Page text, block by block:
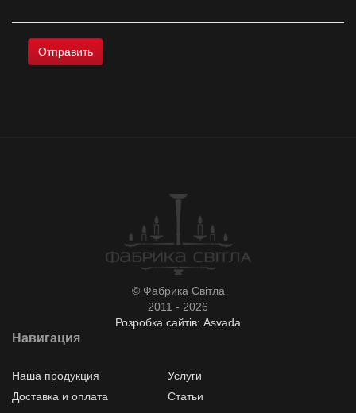
© Фабрика Світла
2011 - 2026
Розробка сайтів: Asvada
Навигация
Наша продукция
Услуги
Доставка и оплата
Статьи